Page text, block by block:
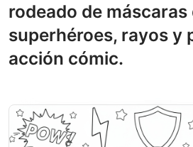
rodeado de máscaras
superhéroes, rayos y
acción cómic.